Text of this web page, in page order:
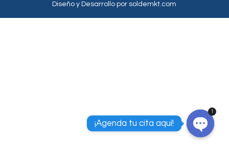
Diseño y Desarrollo por soldemkt.com
¡Agenda tu cita aquí!
Open
1